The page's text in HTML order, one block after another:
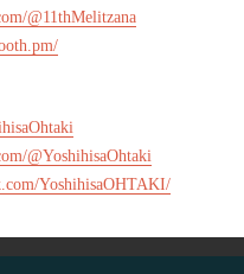
@11thMelitzana
@YoshihisaOhtaki
YoshihisaOHTAKI/